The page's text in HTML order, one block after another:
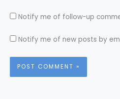
Notify me of follow-up
Notify me of new posts by